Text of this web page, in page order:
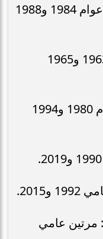
2- منتخب الكاميرون: 5 ألقاب أعوام 1984 و1988
3- منتخب غانا: 4 ألقاب أعوام 1963 و1965
4- منتخب نيجيريا: 3 ألقاب أعوام 1980 و1994
مرتين عامي